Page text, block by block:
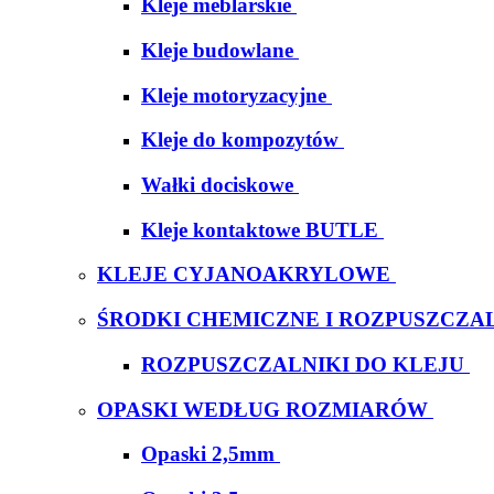
Kleje meblarskie
Kleje budowlane
Kleje motoryzacyjne
Kleje do kompozytów
Wałki dociskowe
Kleje kontaktowe BUTLE
KLEJE CYJANOAKRYLOWE
ŚRODKI CHEMICZNE I
ROZPUSZCZALNIKI DO KLEJU
OPASKI WEDŁUG ROZMIARÓW
Opaski 2,5mm